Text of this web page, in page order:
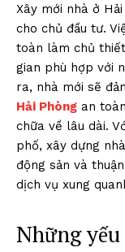
Xây mới nhà ở
cho chủ đầu tư.
toàn làm chủ
gian phù hợp với
ra, nhà mới sẽ
Hải Phòng an
chữa về lâu dài.
phố, xây dựng
động sản và
dịch vụ xung
Những